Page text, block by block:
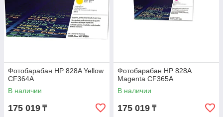
Фотобарабан HP 828A Yellow
CF364A
В наличии
175 019 ₸
Фотобарабан HP 828A
Magenta CF365A
В наличии
175 019 ₸